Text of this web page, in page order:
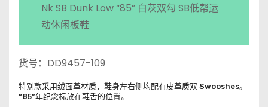
Nk SB Dunk Low “85” 白灰双勾 SB低帮运
动休闲板鞋
货号：DD9457-109
特别款采用绒面革材质，鞋身左右侧均配有皮革质双 Swooshes。
“85”年纪念标放在鞋舌的位置。